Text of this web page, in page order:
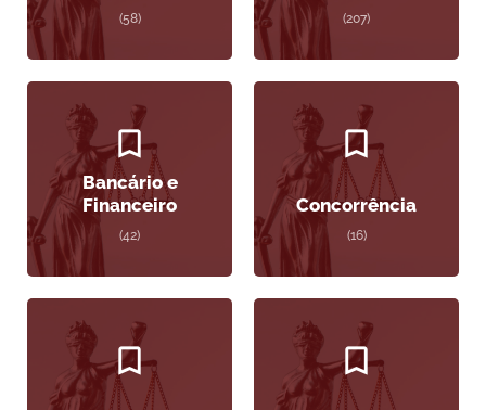
(58) (207)
Bancário e
Financeiro
(42)
Concorrência
(16)